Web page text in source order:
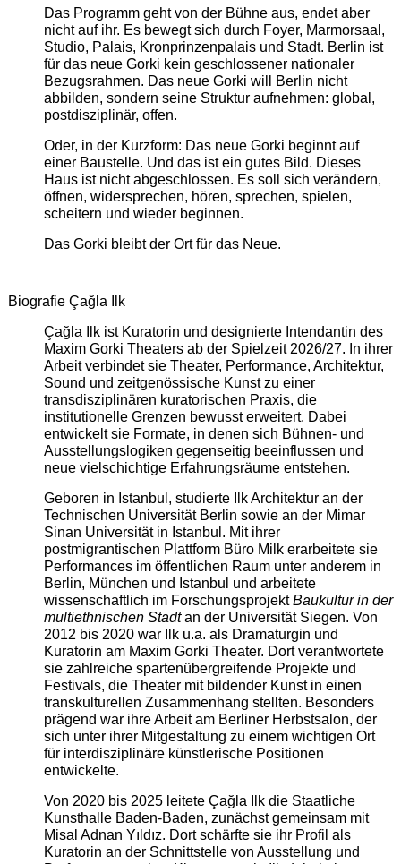
Das Programm geht von der Bühne aus, endet aber
nicht auf ihr. Es bewegt sich durch Foyer, Marmorsaal,
Studio, Palais, Kronprinzenpalais und Stadt. Berlin ist
für das neue Gorki kein geschlossener nationaler
Bezugsrahmen. Das neue Gorki will Berlin nicht
abbilden, sondern seine Struktur aufnehmen: global,
postdisziplinär, offen.
Oder, in der Kurzform: Das neue Gorki beginnt auf
einer Baustelle. Und das ist ein gutes Bild. Dieses
Haus ist nicht abgeschlossen. Es soll sich verändern,
öffnen, widersprechen, hören, sprechen, spielen,
scheitern und wieder beginnen.
Das Gorki bleibt der Ort für das Neue.
Biografie Çağla Ilk
Çağla Ilk ist Kuratorin und designierte Intendantin des
Maxim Gorki Theaters ab der Spielzeit 2026/27. In ihrer
Arbeit verbindet sie Theater, Performance, Architektur,
Sound und zeitgenössische Kunst zu einer
transdisziplinären kuratorischen Praxis, die
institutionelle Grenzen bewusst erweitert. Dabei
entwickelt sie Formate, in denen sich Bühnen- und
Ausstellungslogiken gegenseitig beeinflussen und
neue vielschichtige Erfahrungsräume entstehen.
Geboren in Istanbul, studierte Ilk Architektur an der
Technischen Universität Berlin sowie an der Mimar
Sinan Universität in Istanbul. Mit ihrer
postmigrantischen Plattform Büro Milk erarbeitete sie
Performances im öffentlichen Raum unter anderem in
Berlin, München und Istanbul und arbeitete
wissenschaftlich im ForschungsprojektBaukultur in der
multiethnischen Stadtan der Universität Siegen. Von
2012 bis 2020 war Ilk u.a. als Dramaturgin und
Kuratorin am Maxim Gorki Theater. Dort verantwortete
sie zahlreiche spartenübergreifende Projekte und
Festivals, die Theater mit bildender Kunst in einen
transkulturellen Zusammenhang stellten. Besonders
prägend war ihre Arbeit am Berliner Herbstsalon, der
sich unter ihrer Mitgestaltung zu einem wichtigen Ort
für interdisziplinäre künstlerische Positionen
entwickelte.
Von 2020 bis 2025 leitete Çağla Ilk die Staatliche
Kunsthalle Baden-Baden, zunächst gemeinsam mit
Misal Adnan Yıldız. Dort schärfte sie ihr Profil als
Kuratorin an der Schnittstelle von Ausstellung und